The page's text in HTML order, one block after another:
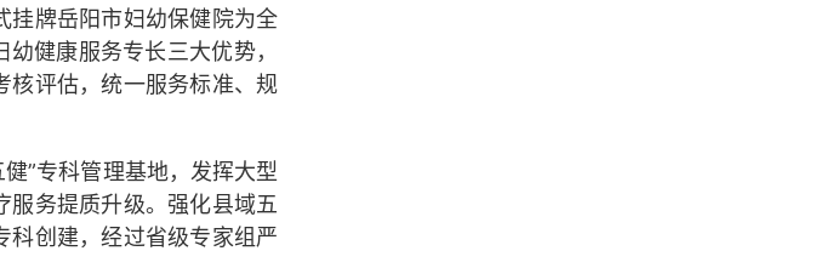
挂牌岳阳市妇幼保健院为全
健康服务专长三大优势，
核评估，统一服务标准、规
”专科管理基地，发挥大型
服务提质升级。强化县域五
科创建，经过省级专家组严